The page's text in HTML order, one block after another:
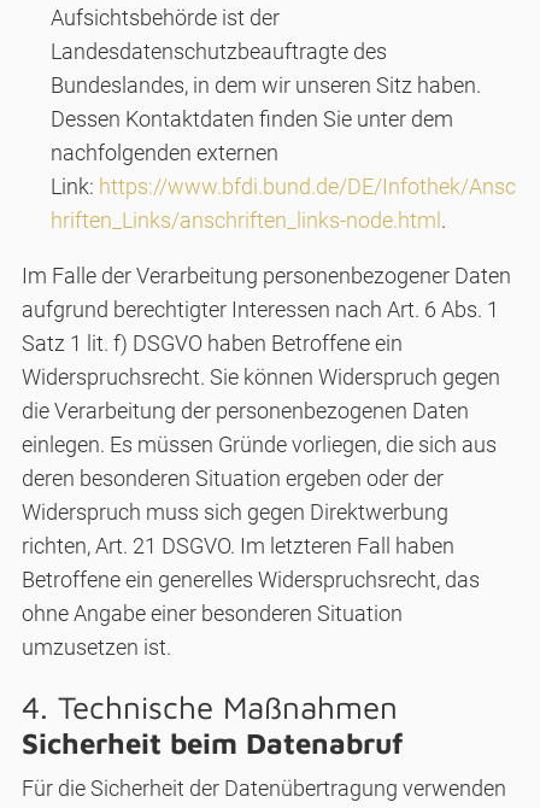
Aufsichtsbehörde ist der
Landesdatenschutzbeauftragte des
Bundeslandes, in dem wir unseren Sitz haben.
Dessen Kontaktdaten finden Sie unter dem
nachfolgenden externen
Link: https://www.bfdi.bund.de/DE/Infothek/Ansc
hriften_Links/anschriften_links-node.html .
Im Falle der Verarbeitung personenbezogener Daten
aufgrund berechtigter Interessen nach Art. 6 Abs. 1
Satz 1 lit. f) DSGVO haben Betroffene ein
Widerspruchsrecht. Sie können Widerspruch gegen
die Verarbeitung der personenbezogenen Daten
einlegen. Es müssen Gründe vorliegen, die sich aus
deren besonderen Situation ergeben oder der
Widerspruch muss sich gegen Direktwerbung
richten, Art. 21 DSGVO. Im letzteren Fall haben
Betroffene ein generelles Widerspruchsrecht, das
ohne Angabe einer besonderen Situation
umzusetzen ist.
4. Technische Maßnahmen
Sicherheit beim Datenabruf
Für die Sicherheit der Datenübertragung verwenden